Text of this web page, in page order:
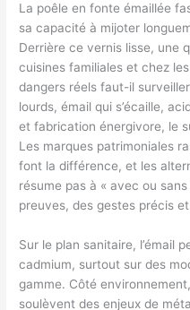
La poêle en fonte émaillée
sa capacité à mijoter
Derrière ce vernis lisse, une
cuisines familiales et chez
dangers réels faut-il
lourds, émail qui s’écaille,
et fabrication énergivore, le
Les marques patrimoniales
font la différence, et les
résume pas à « avec ou
preuves, des gestes précis
Sur le plan sanitaire, l’émail
cadmium, surtout sur des
gamme. Côté
soulèvent des enjeux de